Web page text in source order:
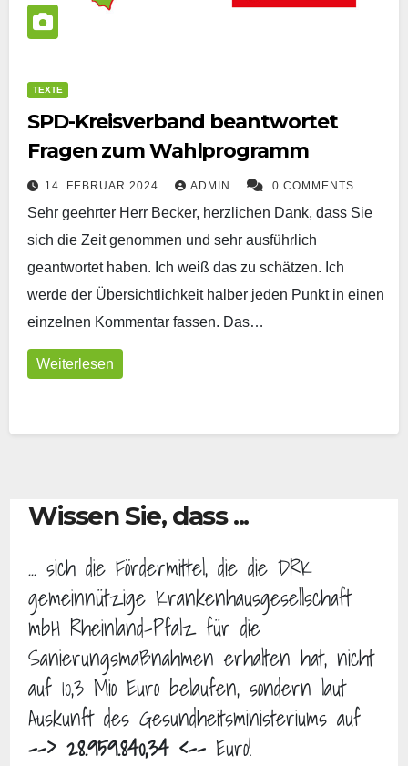
TEXTE
SPD-Kreisverband beantwortet
Fragen zum Wahlprogramm
14. FEBRUAR 2024 ADMIN 0 COMMENTS
Sehr geehrter Herr Becker, herzlichen Dank, dass Sie
sich die Zeit genommen und sehr ausführlich
geantwortet haben. Ich weiß das zu schätzen. Ich
werde der Übersichtlichkeit halber jeden Punkt in einen
einzelnen Kommentar fassen. Das…
Weiterlesen
Wissen Sie, dass ...
... sich die Fördermittel, die die DRK
gemeinnützige Krankenhausgesellschaft
mbH Rheinland-Pfalz für die
Sanierungsmaßnahmen erhalten hat, nicht
auf 10,3 Mio Euro belaufen, sondern laut
Auskunft des Gesundheitsministeriums auf
--> 28.959.840,34 <-- Euro!